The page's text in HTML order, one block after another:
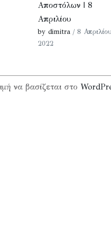
Αποστόλων | 8
Απριλίου
by dimitra / 8
2022
να βασίζεται στο